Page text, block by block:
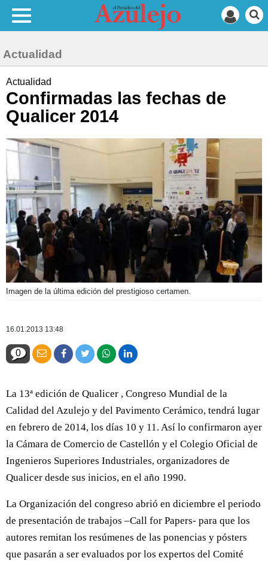
Actualidad
Actualidad
Confirmadas las fechas de
Qualicer 2014
Imagen de la última edición del prestigioso certamen.
16.01.2013 13:48
0
La 13ª edición de Qualicer , Congreso Mundial de la
Calidad del Azulejo y del Pavimento Cerámico, tendrá lugar
en febrero de 2014, los días 10 y 11. Así lo confirmaron ayer
la Cámara de Comercio de Castellón y el Colegio Oficial de
Ingenieros Superiores Industriales, organizadores de
Qualicer desde sus inicios, en el año 1990.
La Organización del congreso abrió en diciembre el periodo
de presentación de trabajos –Call for Papers- para que los
autores remitan los resúmenes de las ponencias y pósters
que pasarán a ser evaluados por los expertos del Comité